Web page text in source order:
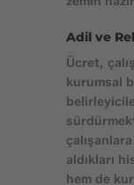
Adil ve
Ücret,
kurumsal
aldıkları
hem de